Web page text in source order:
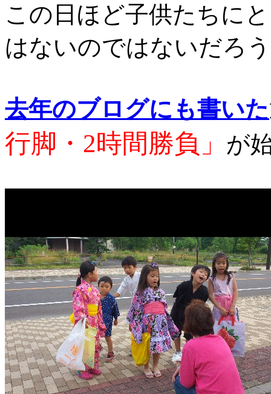
この日ほど子供たちに
はないのではないだろ
去年のブログにも書いた
行脚・2時間勝負」 が